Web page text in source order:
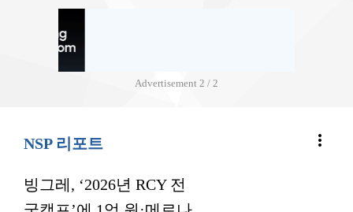
Advertisement 2 / 2
NSP 리포트 more_vert
빙그레, ‘2026년 RCY 전